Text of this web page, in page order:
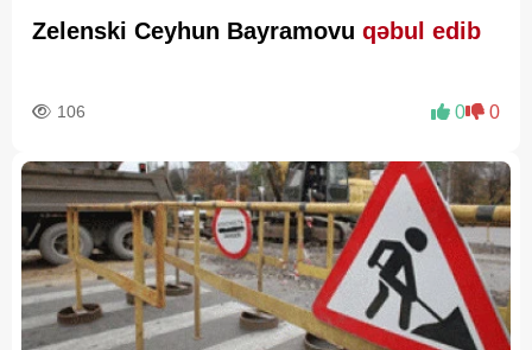
Zelenski Ceyhun Bayramovu qəbul edib
106 0 0